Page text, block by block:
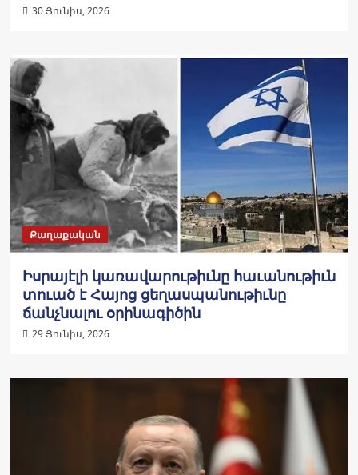
30 Յունիս, 2026
Քաղաքական
Իսրայէլի կառավարութիւնը հաւանութիւն
տուած է Հայոց ցեղասպանութիւնը
ճանչնալու օրինագիծին
29 Յունիս, 2026